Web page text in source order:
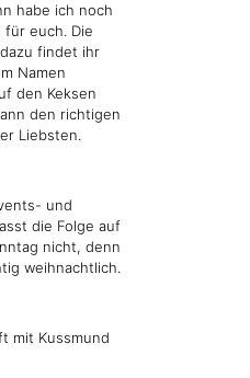
habe ich noch
euch. Die
findet ihr
Namen
den Keksen
den richtigen
Liebsten.
und
die Folge auf
nicht, denn
weihnachtlich.